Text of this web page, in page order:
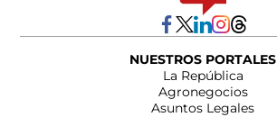
NUESTROS PORTALES
La República
Agronegocios
Asuntos Legales